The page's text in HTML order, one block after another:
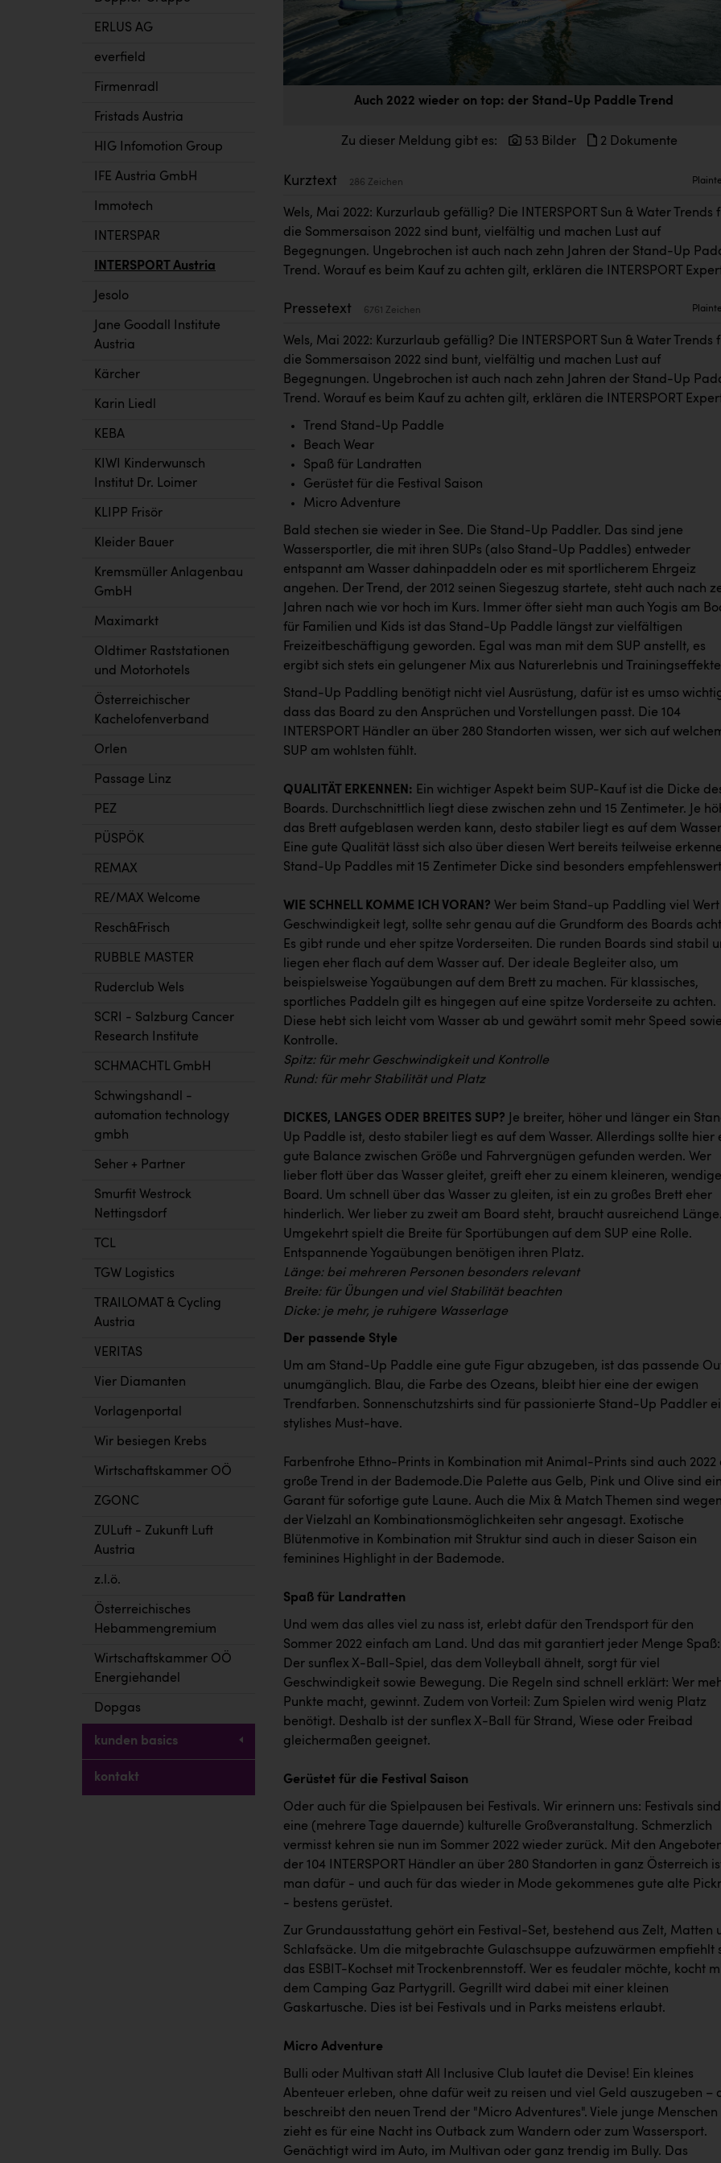
ERLUS AG
everfield
Firmenradl
Fristads Austria
HIG Infomotion Group
IFE Austria GmbH
Immotech
INTERSPAR
INTERSPORT Austria
Jesolo
Jane Goodall Institute
Austria
Kärcher
Karin Liedl
KEBA
KIWI Kinderwunsch
Institut Dr. Loimer
KLIPP Frisör
Kleider Bauer
Kremsmüller Anlagenbau
GmbH
Maximarkt
Oldtimer Raststationen
und Motorhotels
Österreichischer
Kachelofenverband
Orlen
Passage Linz
PEZ
PÜSPÖK
REMAX
RE/MAX Welcome
Resch&Frisch
RUBBLE MASTER
Ruderclub Wels
SCRI - Salzburg Cancer
Research Institute
SCHMACHTL GmbH
Schwingshandl -
automation technology
gmbh
Seher + Partner
Smurfit Westrock
Nettingsdorf
TCL
TGW Logistics
TRAILOMAT & Cycling
Austria
VERITAS
Vier Diamanten
Vorlagenportal
Wir besiegen Krebs
Wirtschaftskammer OÖ
ZGONC
ZULuft - Zukunft Luft
Austria
z.l.ö.
Österreichisches
Hebammengremium
Wirtschaftskammer OÖ
Energiehandel
Dopgas
kunden basics
kontakt
Auch 2022 wieder on top: der Stand-Up Paddle Trend
Zu dieser Meldung gibt es: 53 Bilder 2 Dokumente
Kurztext 286 Zeichen
Wels, Mai 2022: Kurzurlaub gefällig? Die INTERSPORT Sun & Water Trends
die Sommersaison 2022 sind bunt, vielfältig und machen Lust auf
Begegnungen. Ungebrochen ist auch nach zehn Jahren der Stand-Up
Trend. Worauf es beim Kauf zu achten gilt, erklären die INTERSPORT
Pressetext 6761 Zeichen
Wels, Mai 2022: Kurzurlaub gefällig? Die INTERSPORT Sun & Water Trends
die Sommersaison 2022 sind bunt, vielfältig und machen Lust auf
Begegnungen. Ungebrochen ist auch nach zehn Jahren der Stand-Up
Trend. Worauf es beim Kauf zu achten gilt, erklären die INTERSPORT
Trend Stand-Up Paddle
Beach Wear
Spaß für Landratten
Gerüstet für die Festival Saison
Micro Adventure
Bald stechen sie wieder in See. Die Stand-Up Paddler. Das sind jene
Wassersportler, die mit ihren SUPs (also Stand-Up Paddles) entweder
entspannt am Wasser dahinpaddeln oder es mit sportlicherem Ehrgeiz
angehen. Der Trend, der 2012 seinen Siegeszug startete, steht auch nach
Jahren nach wie vor hoch im Kurs. Immer öfter sieht man auch Yogis am
für Familien und Kids ist das Stand-Up Paddle längst zur vielfältigen
Freizeitbeschäftigung geworden. Egal was man mit dem SUP anstellt, es
ergibt sich stets ein gelungener Mix aus Naturerlebnis und
Stand-Up Paddling benötigt nicht viel Ausrüstung, dafür ist es umso
dass das Board zu den Ansprüchen und Vorstellungen passt. Die 104
INTERSPORT Händler an über 280 Standorten wissen, wer sich auf
SUP am wohlsten fühlt.
QUALITÄT ERKENNEN: Ein wichtiger Aspekt beim SUP-Kauf ist die Dicke
Boards. Durchschnittlich liegt diese zwischen zehn und 15 Zentimeter. Je
das Brett aufgeblasen werden kann, desto stabiler liegt es auf dem
Eine gute Qualität lässt sich also über diesen Wert bereits teilweise
Stand-Up Paddles mit 15 Zentimeter Dicke sind besonders
WIE SCHNELL KOMME ICH VORAN? Wer beim Stand-up Paddling viel
Geschwindigkeit legt, sollte sehr genau auf die Grundform des Boards
Es gibt runde und eher spitze Vorderseiten. Die runden Boards sind stabil
liegen eher flach auf dem Wasser auf. Der ideale Begleiter also, um
beispielsweise Yogaübungen auf dem Brett zu machen. Für klassisches,
sportliches Paddeln gilt es hingegen auf eine spitze Vorderseite zu achten.
Diese hebt sich leicht vom Wasser ab und gewährt somit mehr Speed sowie
Kontrolle.
Spitz: für mehr Geschwindigkeit und Kontrolle
Rund: für mehr Stabilität und Platz
DICKES, LANGES ODER BREITES SUP?
Je breiter, höher und länger ein
Up Paddle ist, desto stabiler liegt es auf dem Wasser. Allerdings sollte hier
gute Balance zwischen Größe und Fahrvergnügen gefunden werden. Wer
lieber flott über das Wasser gleitet, greift eher zu einem kleineren,
Board. Um schnell über das Wasser zu gleiten, ist ein zu großes Brett eher
hinderlich. Wer lieber zu zweit am Board steht, braucht ausreichend Länge.
Umgekehrt spielt die Breite für Sportübungen auf dem SUP eine Rolle.
Entspannende Yogaübungen benötigen ihren Platz.
Länge: bei mehreren Personen besonders relevant
Breite: für Übungen und viel Stabilität beachten
Dicke: je mehr, je ruhigere Wasserlage
Der passende Style
Um am Stand-Up Paddle eine gute Figur abzugeben, ist das passende
unumgänglich. Blau, die Farbe des Ozeans, bleibt hier eine der ewigen
Trendfarben. Sonnenschutzshirts sind für passionierte Stand-Up Paddler
stylishes Must-have.
Farbenfrohe Ethno-Prints in Kombination mit Animal-Prints sind auch 2022
große Trend in der Bademode.Die Palette aus Gelb, Pink und Olive sind ein
Garant für sofortige gute Laune. Auch die Mix & Match Themen sind wegen
der Vielzahl an Kombinationsmöglichkeiten sehr angesagt. Exotische
Blütenmotive in Kombination mit Struktur sind auch in dieser Saison ein
feminines Highlight in der Bademode.
Spaß für Landratten
Und wem das alles viel zu nass ist, erlebt dafür den Trendsport für den
Sommer 2022 einfach am Land. Und das mit garantiert jeder Menge Spaß:
Der sunflex X-Ball-Spiel, das dem Volleyball ähnelt, sorgt für viel
Geschwindigkeit sowie Bewegung. Die Regeln sind schnell erklärt: Wer
Punkte macht, gewinnt. Zudem von Vorteil: Zum Spielen wird wenig Platz
benötigt. Deshalb ist der sunflex X-Ball für Strand, Wiese oder Freibad
gleichermaßen geeignet.
Gerüstet für die Festival Saison
Oder auch für die Spielpausen bei Festivals. Wir erinnern uns: Festivals sind
eine (mehrere Tage dauernde) kulturelle Großveranstaltung. Schmerzlich
vermisst kehren sie nun im Sommer 2022 wieder zurück. Mit den
der 104 INTERSPORT Händler an über 280 Standorten in ganz Österreich
man dafür - und auch für das wieder in Mode gekommenes gute alte
- bestens gerüstet.
Zur Grundausstattung gehört ein Festival-Set, bestehend aus Zelt, Matten
Schlafsäcke. Um die mitgebrachte Gulaschsuppe aufzuwärmen empfiehlt
das ESBIT-Kochset mit Trockenbrennstoff. Wer es feudaler möchte, kocht
dem Camping Gaz Partygrill. Gegrillt wird dabei mit einer kleinen
Gaskartusche. Dies ist bei Festivals und in Parks meistens erlaubt.
Micro Adventure
Bulli oder Multivan statt All Inclusive Club lautet die Devise! Ein kleines
Abenteuer erleben, ohne dafür weit zu reisen und viel Geld auszugeben –
beschreibt den neuen Trend der "Micro Adventures". Viele junge Menschen
zieht es für eine Nacht ins Outback zum Wandern oder zum Wassersport.
Genächtigt wird im Auto, im Multivan oder ganz trendig im Bully. Das